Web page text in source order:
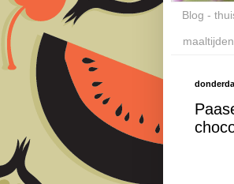
Blog -